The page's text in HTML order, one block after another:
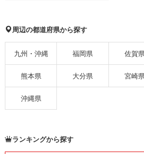
周辺の都道府県から探す
九州・沖縄 福岡県 佐賀県
熊本県 大分県 宮崎県
沖縄県
ランキングから探す